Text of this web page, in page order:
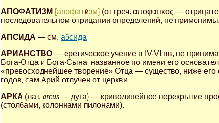
АПОФАТИЗМ [апофати́зм] (от греч. αποφατικος —
последовательном отрицании определений, не
АПСИДА — см. абсида
АРИАНСТВО — еретическое учение в IV-VI вв, не
Бога-Отца и Бога-Сына, названное по имени его
«превосходнейшее творение» Отца — существо, ниже
годов, сам Арий отлучен от церкви.
АРКА (лат. arcus — дуга) — криволинейное перекрытие
(столбами, колоннами пилонами).